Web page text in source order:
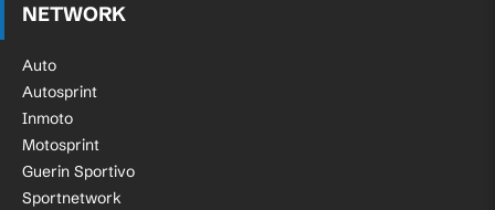
NETWORK
Auto
Autosprint
Inmoto
Motosprint
Guerin Sportivo
Sportnetwork